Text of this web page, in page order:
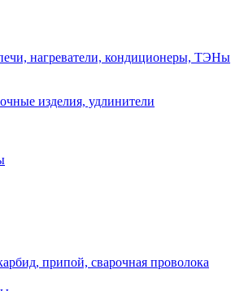
нагреватели, кондиционеры, ТЭНы
изделия, удлинители
припой, сварочная проволока